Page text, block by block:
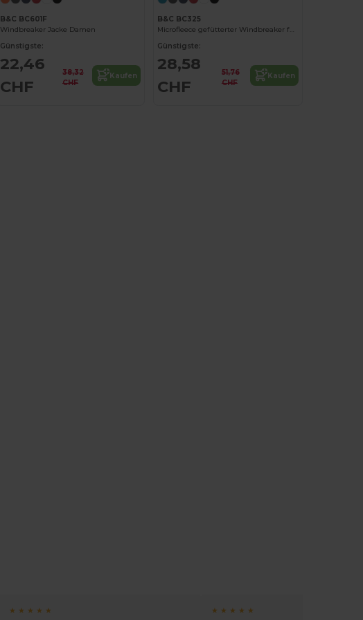
B&C BC601F
Windbreaker Jacke Damen
Günstigste:
22,46
CHF
38,32
CHF
Kaufen
B&C BC325
Microfleece gefütterter Windbreaker für Damen
Günstigste:
28,58
CHF
51,76
CHF
Kaufen
★ ★ ★ ★ ★ ★ ★ ★ ★ ★